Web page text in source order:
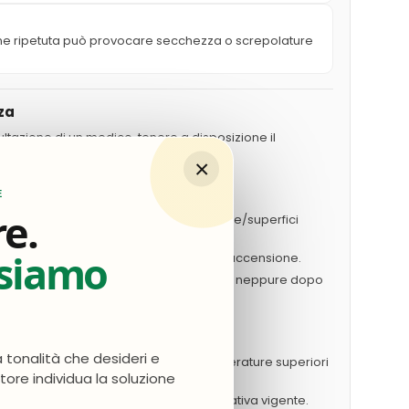
ripetuta può provocare secchezza o screpolature
di un medico, tenere a disposizione il
prima dell'uso.
da fonti di calore/scintille/fiamme libere/superfici
su una fiamma libera o altra fonte di accensione.
pressione: non perforare né bruciare, neppure dopo
dai raggi solari. Non esporre a temperature superiori
recipiente in conformità alla normativa vigente.
×
tonalità che desideri e
individua la soluzione